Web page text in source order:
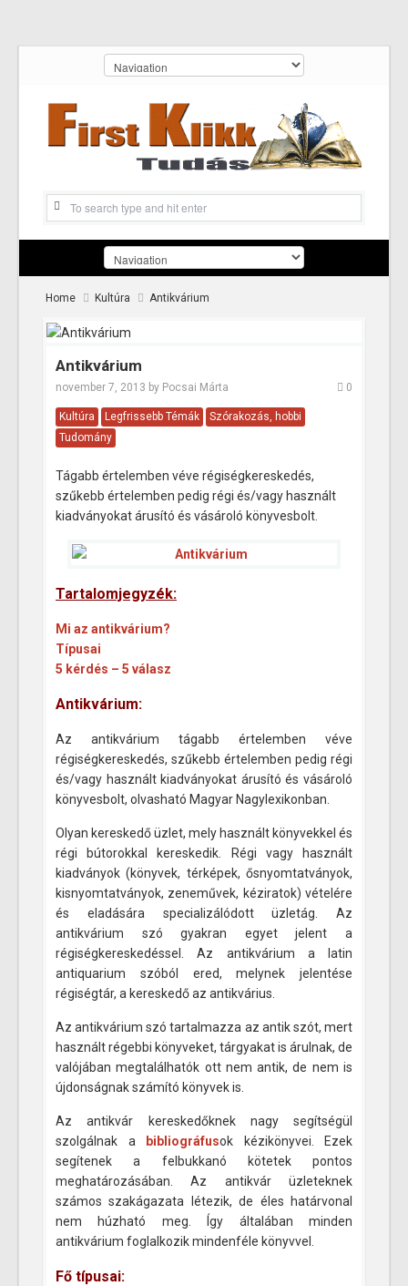
Home Kultúra Antikvárium
Antikvárium
november 7, 2013 by Pocsai Márta 0
Kultúra Legfrissebb Témák
Szórakozás, hobbi
Tudomány
Tágabb értelemben véve régiségkereskedés,
szűkebb értelemben pedig régi és/vagy használt
kiadványokat árusító és vásároló könyvesbolt.
Tartalomjegyzék:
Mi az antikvárium?
Típusai
5 kérdés – 5 válasz
Antikvárium:
Az antikvárium tágabb értelemben véve
régiségkereskedés, szűkebb értelemben pedig régi
és/vagy használt kiadványokat árusító és vásároló
könyvesbolt, olvasható Magyar Nagylexikonban.
Olyan kereskedő üzlet, mely használt könyvekkel és
régi bútorokkal kereskedik. Régi vagy használt
kiadványok (könyvek, térképek, ősnyomtatványok,
kisnyomtatványok, zeneművek, kéziratok) vételére
és eladására specializálódott üzletág. Az
antikvárium szó gyakran egyet jelent a
régiségkereskedéssel. Az antikvárium a latin
antiquarium szóból ered, melynek jelentése
régiségtár, a kereskedő az antikvárius.
Az antikvárium szó tartalmazza az antik szót, mert
használt régebbi könyveket, tárgyakat is árulnak, de
valójában megtalálhatók ott nem antik, de nem is
újdonságnak számító könyvek is.
Az antikvár kereskedőknek nagy segítségül
szolgálnak a
bibliográfusok kézikönyvei. Ezek
segítenek a felbukkanó kötetek pontos
meghatározásában. Az antikvár üzleteknek
számos szakágazata létezik, de éles határvonal
nem húzható meg. Így általában minden
antikvárium foglalkozik mindenféle könyvvel.
Fő típusai: